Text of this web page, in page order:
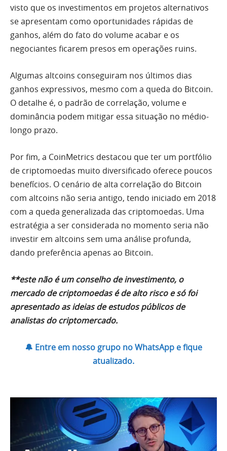
visto que os investimentos em projetos alternativos
se apresentam como oportunidades rápidas de
ganhos, além do fato do volume acabar e os
negociantes ficarem presos em operações ruins.
Algumas altcoins conseguiram nos últimos dias
ganhos expressivos, mesmo com a queda do Bitcoin.
O detalhe é, o padrão de correlação, volume e
dominância podem mitigar essa situação no médio-
longo prazo.
Por fim, a CoinMetrics destacou que ter um portfólio
de criptomoedas muito diversificado oferece poucos
benefícios. O cenário de alta correlação do Bitcoin
com altcoins não seria antigo, tendo iniciado em 2018
com a queda generalizada das criptomoedas. Uma
estratégia a ser considerada no momento seria não
investir em altcoins sem uma análise profunda,
dando preferência apenas ao Bitcoin.
**este não é um conselho de investimento, o
mercado de criptomoedas é de alto risco e só foi
apresentado as ideias de estudos públicos de
analistas do criptomercado.
🔔 Entre em nosso grupo no WhatsApp e fique
atualizado.